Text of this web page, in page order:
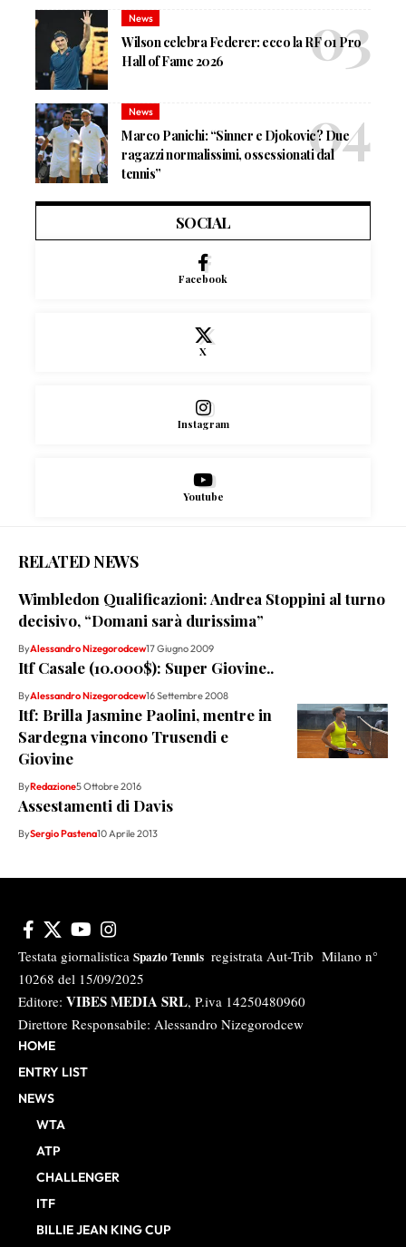
News
Wilson celebra Federer: ecco la RF 01 Pro
Hall of Fame 2026
News
Marco Panichi: “Sinner e Djokovic? Due
ragazzi normalissimi, ossessionati dal
tennis”
SOCIAL
Facebook
X
Instagram
Youtube
RELATED NEWS
Wimbledon Qualificazioni: Andrea Stoppini al turno
decisivo, “Domani sarà durissima”
ByAlessandro Nizegorodcew17 Giugno 2009
Itf Casale (10.000$): Super Giovine..
ByAlessandro Nizegorodcew16 Settembre 2008
Itf: Brilla Jasmine Paolini, mentre in
Sardegna vincono Trusendi e
Giovine
ByRedazione5 Ottobre 2016
Assestamenti di Davis
BySergio Pastena10 Aprile 2013
Testata giornalistica Spazio Tennis registrata Aut-Trib Milano n°
10268 del 15/09/2025
Editore: VIBES MEDIA SRL, P.iva 14250480960
Direttore Responsabile: Alessandro Nizegorodcew
HOME
ENTRY LIST
NEWS
WTA
ATP
CHALLENGER
ITF
BILLIE JEAN KING CUP